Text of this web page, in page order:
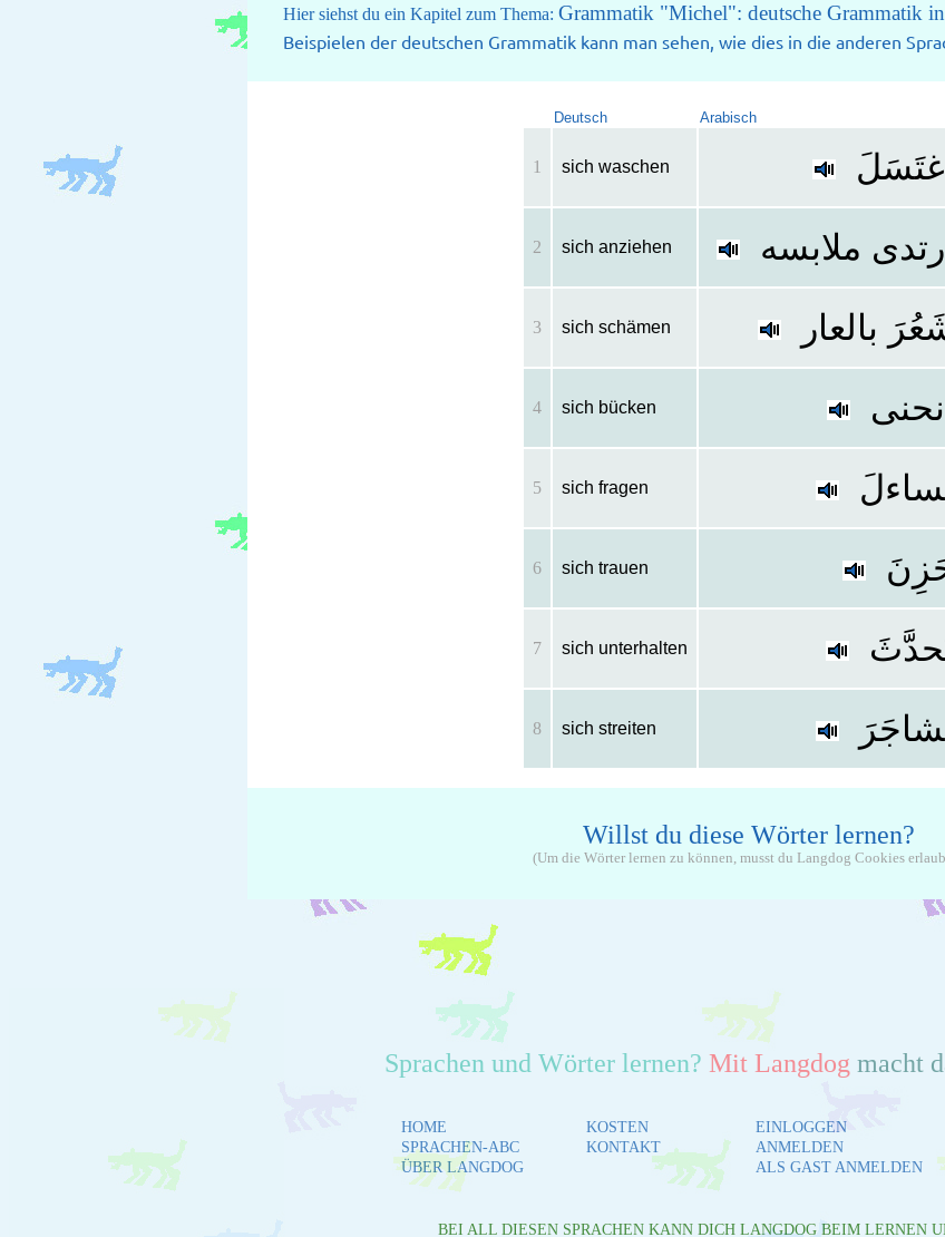
Hier siehst du ein Kapitel zum Thema: Grammatik "Michel": deutsche Grammatik
Beispielen der deutschen Grammatik kann man sehen, wie dies in die anderen
Deutsch Arabisch
1 sich waschen إغتَسَلَ
2 sich anziehen إرتدى ملابسه
3 sich schämen بالعار
4 sich bücken انحنى
5 sich fragen
6 sich trauen
7 sich unterhalten
8 sich streiten
Willst du diese Wörter lernen?
(Um die Wörter lernen zu können, musst du Langdog Cookies
Sprachen und Wörter lernen? Mit Langdog macht
HOME
SPRACHEN-ABC
ÜBER LANGDOG
KOSTEN
KONTAKT
EINLOGGEN
ANMELDEN
ALS GAST ANMELDEN
BEI ALL DIESEN SPRACHEN KANN DICH LANGDOG BEIM LERNEN